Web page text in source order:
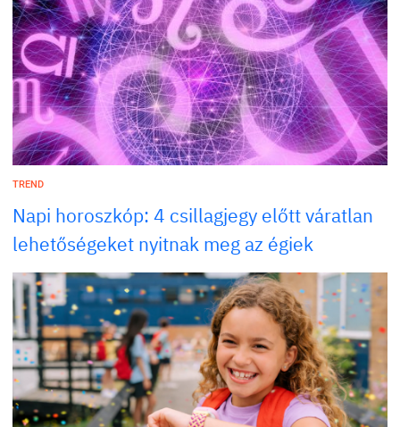
TREND
Napi horoszkóp: 4 csillagjegy előtt váratlan
lehetőségeket nyitnak meg az égiek